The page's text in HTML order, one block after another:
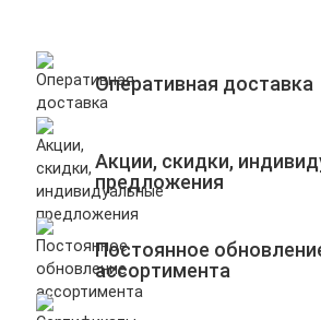
Оперативная доставка
Акции, скидки,
предложения
Постоянное
ассортимента